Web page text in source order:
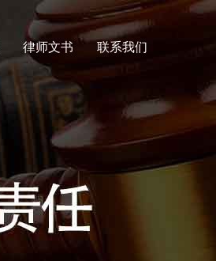
律师文书 联系我们